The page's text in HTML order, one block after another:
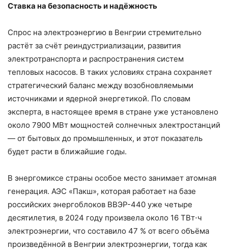
Ставка на безопасность и надёжность
Спрос на электроэнергию в Венгрии стремительно
растёт за счёт реиндустриализации, развития
электротранспорта и распространения систем
тепловых насосов. В таких условиях страна сохраняет
стратегический баланс между возобновляемыми
источниками и ядерной энергетикой. По словам
эксперта, в настоящее время в стране уже установлено
около 7900 МВт мощностей солнечных электростанций
— от бытовых до промышленных, и этот показатель
будет расти в ближайшие годы.
В энергомиксе страны особое место занимает атомная
генерация. АЭС «Пакш», которая работает на базе
российских энергоблоков ВВЭР-440 уже четыре
десятилетия, в 2024 году произвела около 16 ТВт⋅ч
электроэнергии, что составило 47 % от всего объёма
произведённой в Венгрии электроэнергии, тогда как